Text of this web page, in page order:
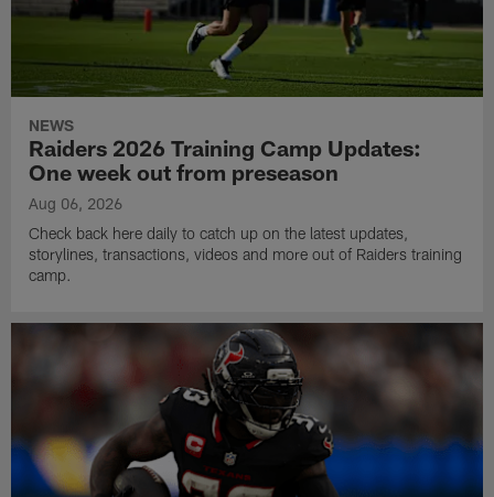
NEWS
Raiders 2026 Training Camp Updates:
One week out from preseason
Aug 06, 2026
Check back here daily to catch up on the latest updates,
storylines, transactions, videos and more out of Raiders training
camp.